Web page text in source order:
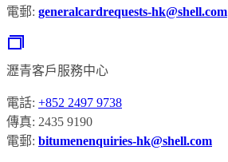
電郵: generalcardrequests-hk@shell.com
瀝青客戶服務中心
電話: +852 2497 9738
傳真: 2435 9190
電郵: bitumenenquiries-hk@shell.com